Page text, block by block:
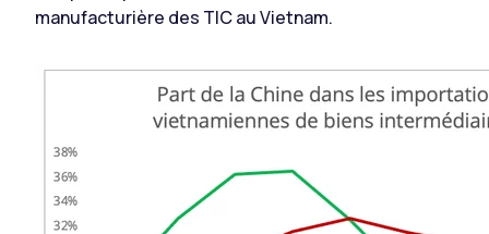
manufacturière des TIC au Vietnam.